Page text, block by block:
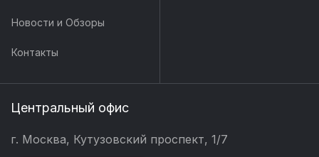
Новости и Обзоры
Контакты
Центральный офис
г. Москва, Кутузовский проспект, 1/7